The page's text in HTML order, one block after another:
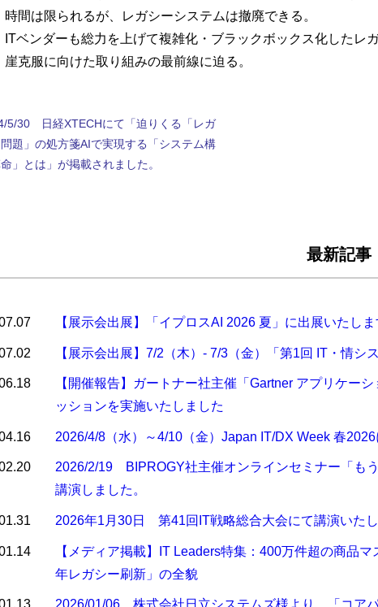
限られるが、レガシーシステムは撤廃できる。
ダーも総力を上げて複雑化・ブラックボックス化したレガ
に向けた取り組みの最前線に迫る。
5/30 日経XTECHにて「迫りくる「レガ
題」の処方箋AIで実現する「システム構
」とは」が掲載されました。
最新記事
【展示会出展】「イプロスAI 2026 夏」に出展いたしま
【展示会出展】7/2（木）- 7/3（金）「第1回 IT・情シ
【開催報告】ガートナー社主催「Gartner アプリケー
ッションを実施いたしました
2026/4/8（水）～4/10（金）Japan IT/DX Week 春2026
2026/2/19 BIPROGY社主催オンラインセミナー「も
講演しました。
2026年1月30日 第41回IT戦略総合大会にて講演いたし
【メディア掲載】IT Leaders特集：400万件超の商品
年レガシー刷新」の全貌